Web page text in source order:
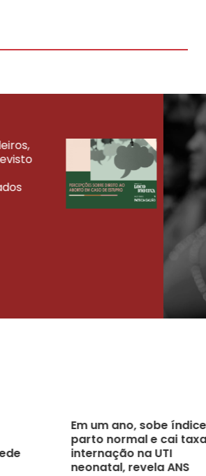
23
Em um ano, sobe
parto normal e cai
internação na UTI
neonatal, revela ANS